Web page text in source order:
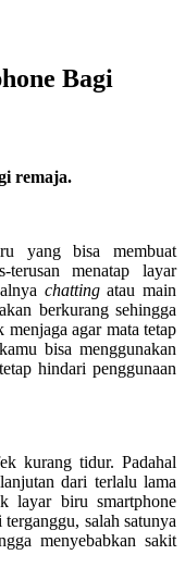
Bagi
remaja.
yang bisa membuat
terusan menatap layar
chattingatau main
berkurang sehingga
agar mata tetap
bisa menggunakan
hindari penggunaan
kurang tidur. Padahal
dari terlalu lama
layar biru smartphone
salah satunya
menyebabkan sakit